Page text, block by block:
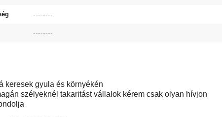
--------
--------
keresek gyula és környékén
szélyeknél takaritást vállalok kérem csak olyan hívjon